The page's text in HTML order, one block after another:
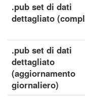
.pub set di dati
dettagliato
.pub set di dati
dettagliato
(aggiornamento
giornaliero)